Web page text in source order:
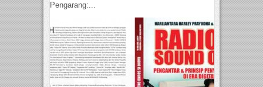
Pengarang:...